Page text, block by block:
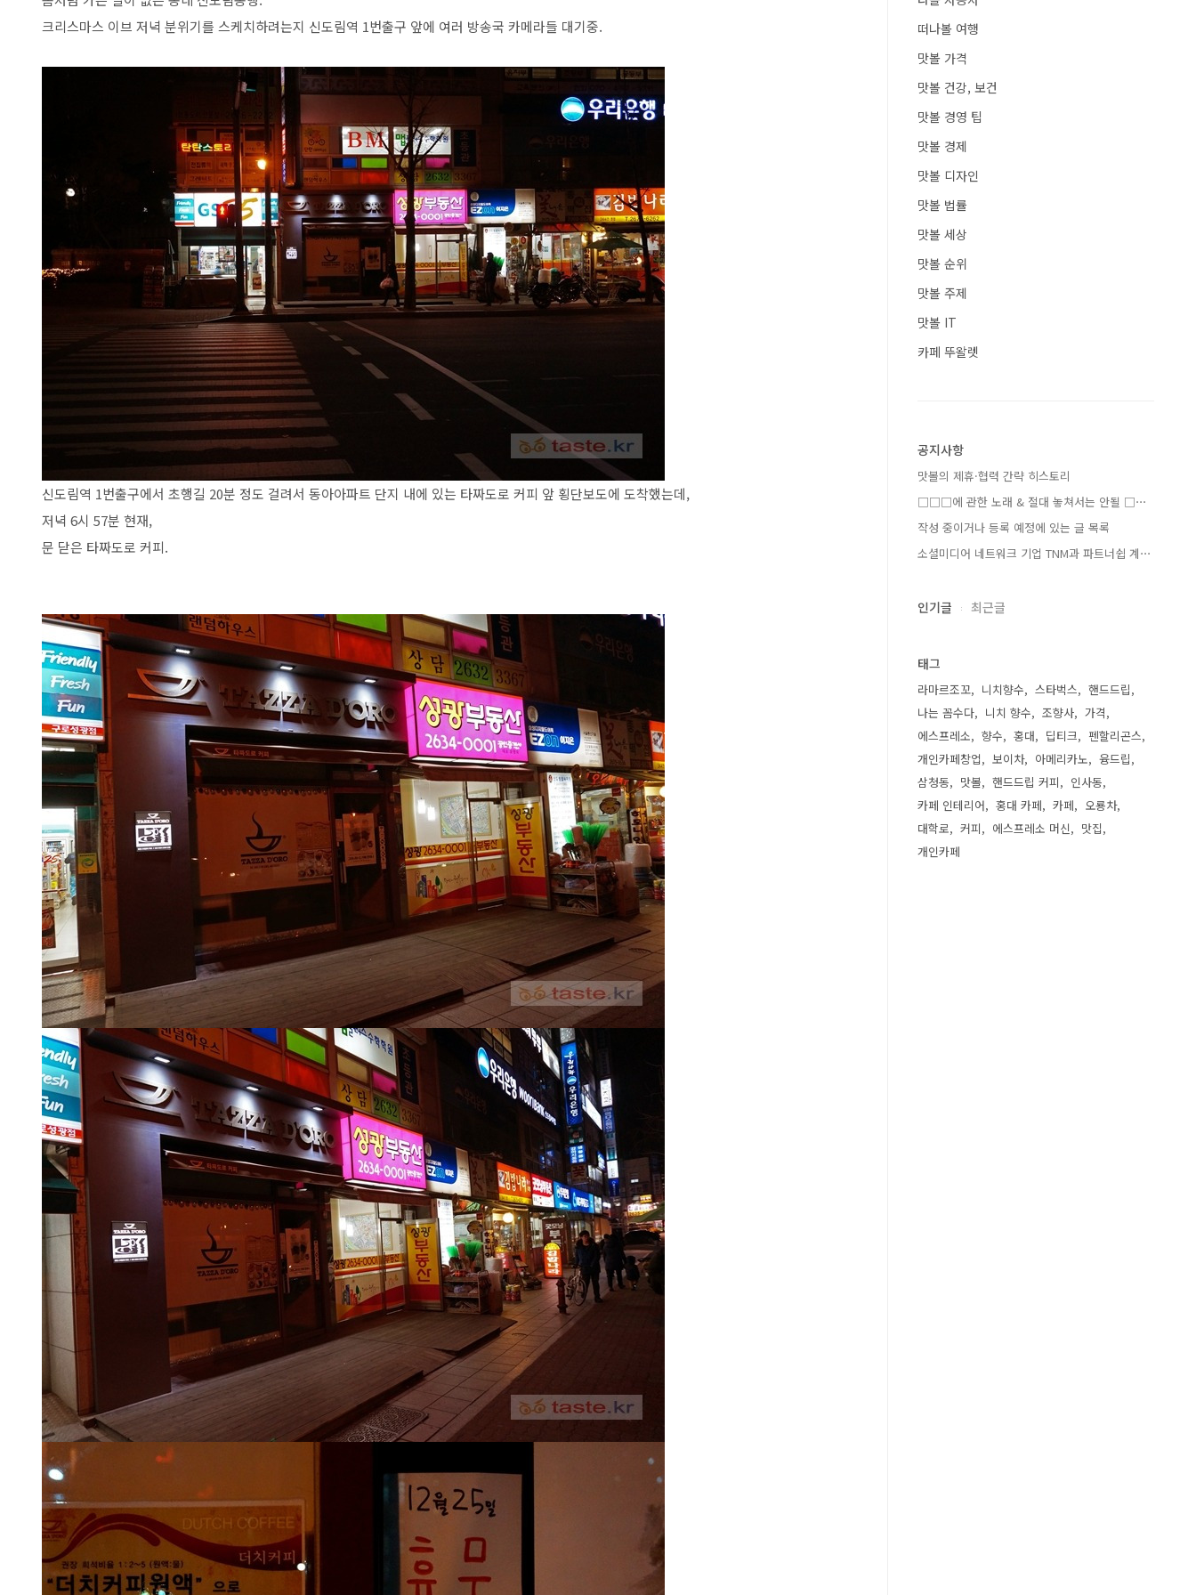
크리스마스 이브 저녁 분위기를 스케치하려는지 신도림역 1번출구 앞에 여러 방송국 카메라들 대기중.
신도림역 1번출구에서 초행길 20분 정도 걸려서 동아아파트 단지 내에 있는 타짜도로 커피 앞 횡단보도에 도착했는데,
저녁 6시 57분 현재,
문 닫은 타짜도로 커피.
떠나볼 여행
맛볼 가격
맛볼 건강, 보건
맛볼 경영 팁
맛볼 경제
맛볼 디자인
맛볼 법률
맛볼 세상
맛볼 순위
맛볼 주제
맛볼 IT
카페 뚜왈렛
공지사항
맛볼의 제휴·협력 간략 히스토리
□□□에 관한 노래 & 절대 놓쳐서는 안될 □⋯
작성 중이거나 등록 예정에 있는 글 목록
소셜미디어 네트워크 기업 TNM과 파트너쉽 계⋯
인기글 최근글
태그
라마르조꼬 니치향수 스타벅스
핸드드립
나는 꼼수다
니치 향수 조향사
가격
에스프레소
향수 홍대 딥티크
펜할리곤스
개인카페창업
보이차 아메리카노
융드립
삼청동
맛볼 핸드드립 커피
인사동
카페 인테리어
홍대 카페 카페
오룡차
대학로
커피 에스프레소 머신
맛집
개인카페